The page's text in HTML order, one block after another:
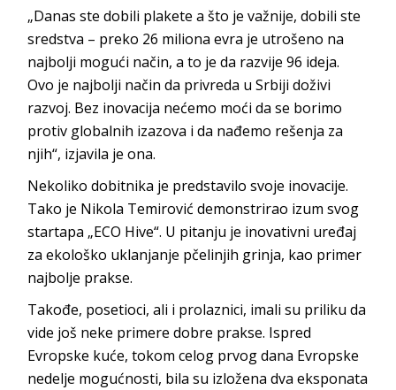
„Danas ste dobili plakete a što je važnije, dobili ste
sredstva – preko 26 miliona evra je utrošeno na
najbolji mogući način, a to je da razvije 96 ideja.
Ovo je najbolji način da privreda u Srbiji doživi
razvoj. Bez inovacija nećemo moći da se borimo
protiv globalnih izazova i da nađemo rešenja za
njih“, izjavila je ona.
Nekoliko dobitnika je predstavilo svoje inovacije.
Tako je Nikola Temirović demonstrirao izum svog
startapa „ECO Hive“. U pitanju je inovativni uređaj
za ekološko uklanjanje pčelinjih grinja, kao primer
najbolje prakse.
Takođe, posetioci, ali i prolaznici, imali su priliku da
vide još neke primere dobre prakse. Ispred
Evropske kuće, tokom celog prvog dana Evropske
nedelje mogućnosti, bila su izložena dva eksponata